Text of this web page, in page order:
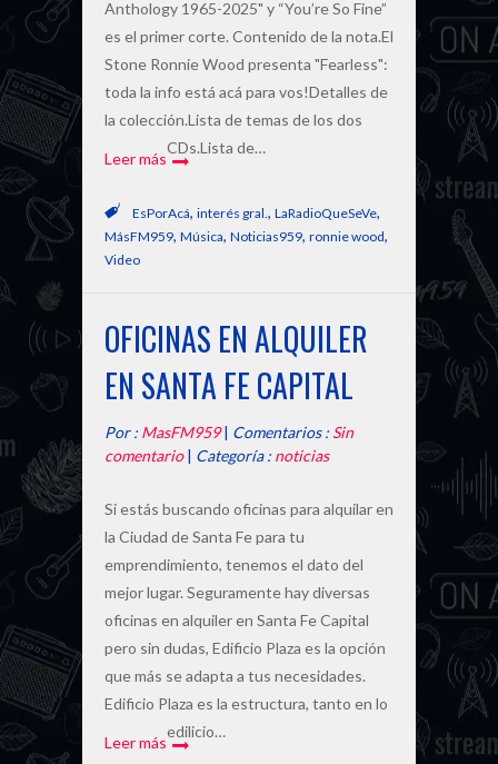
Anthology 1965-2025" y “You’re So Fine”
es el primer corte. Contenido de la nota.El
Stone Ronnie Wood presenta "Fearless":
toda la info está acá para vos!Detalles de
la colección.Lista de temas de los dos
CDs.Lista de…
Leer más
EsPorAcá, interés gral., LaRadioQueSeVe,
MásFM959, Música, Noticias959, ronnie wood,
Video
OFICINAS EN ALQUILER
EN SANTA FE CAPITAL
Por : MasFM959| Comentarios : Sin
comentario| Categoría : noticias
Si estás buscando oficinas para alquilar en
la Ciudad de Santa Fe para tu
emprendimiento, tenemos el dato del
mejor lugar. Seguramente hay diversas
oficinas en alquiler en Santa Fe Capital
pero sin dudas, Edificio Plaza es la opción
que más se adapta a tus necesidades.
Edificio Plaza es la estructura, tanto en lo
edilicio…
Leer más